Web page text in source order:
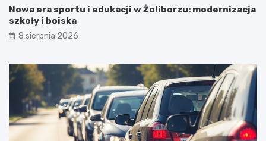
Nowa era sportu i edukacji w Żoliborzu: modernizacja
szkoły i boiska
8 sierpnia 2026